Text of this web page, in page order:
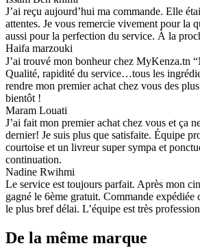
J’ai reçu aujourd’hui ma commande. Elle
attentes. Je vous remercie vivement pour la
aussi pour la perfection du service. À la
Haifa marzouki
J’ai trouvé mon bonheur chez MyKenza.tn
Qualité, rapidité du service…tous les
rendre mon premier achat chez vous des
bientôt !
Maram Louati
J’ai fait mon premier achat chez vous et ça
dernier! Je suis plus que satisfaite. Équipe
courtoise et un livreur super sympa et
continuation.
Nadine Rwihmi
Le service est toujours parfait. Après mon
gagné le 6ème gratuit. Commande expédiée
le plus bref délai. L’équipe est très
De la même marque